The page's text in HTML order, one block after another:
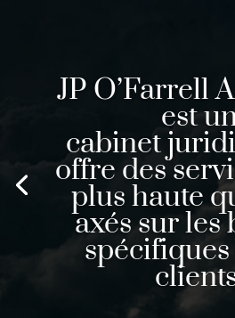
JP O’Farrell
est
cabinet
offre des
plus haute
axés sur les
spécifiques